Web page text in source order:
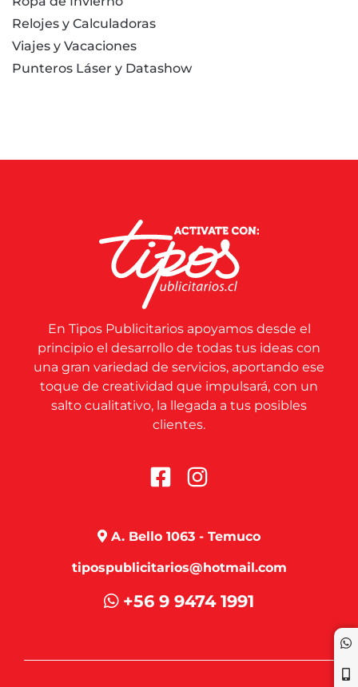
Relojes y Calculadoras
Viajes y Vacaciones
Punteros Láser y Datashow
En Tipos Publicitarios apoyamos desde el
principio el desarrollo de todas tus ideas con
una gran variedad de servicios, aportando ese
toque de creatividad que impulsará, con un
salto cualitativo, la llegada a tus posibles
clientes.
A. Bello 1063 - Temuco
tipospublicitarios@hotmail.com
+56 9 9474 1991